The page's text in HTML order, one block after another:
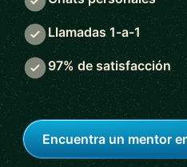
Llamadas 1-a-1
97% de satisfacción
Encuentra un mentor